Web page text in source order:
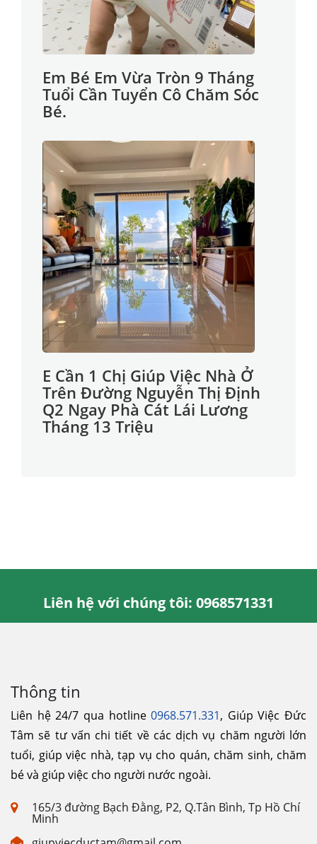
Em Bé Em Vừa Tròn 9 Tháng
Tuổi Cần Tuyển Cô Chăm Sóc
Bé.
E Cần 1 Chị Giúp Việc Nhà Ở
Trên Đường Nguyễn Thị Định
Q2 Ngay Phà Cát Lái Lương
Tháng 13 Triệu
Liên hệ với chúng tôi: 0968571331
Thông tin
Liên hệ 24/7 qua hotline0968.571.331, Giúp Việc Đức
Tâm sẽ tư vấn chi tiết về các dịch vụ chăm người lớn
tuổi, giúp việc nhà, tạp vụ cho quán, chăm sinh, chăm
bé và giúp việc cho người nước ngoài.
165/3 đường Bạch Đằng, P2, Q.Tân Bình, Tp Hồ Chí
Minh